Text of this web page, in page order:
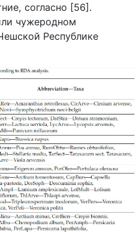
согласно [56].
чужеродном
Республике